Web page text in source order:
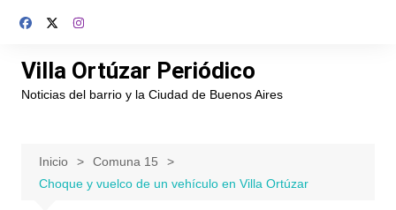
Villa Ortúzar Periódico
Noticias del barrio y la Ciudad de Buenos Aires
Inicio
Comuna 15
Choque y vuelco de un vehículo en Villa Ortúzar